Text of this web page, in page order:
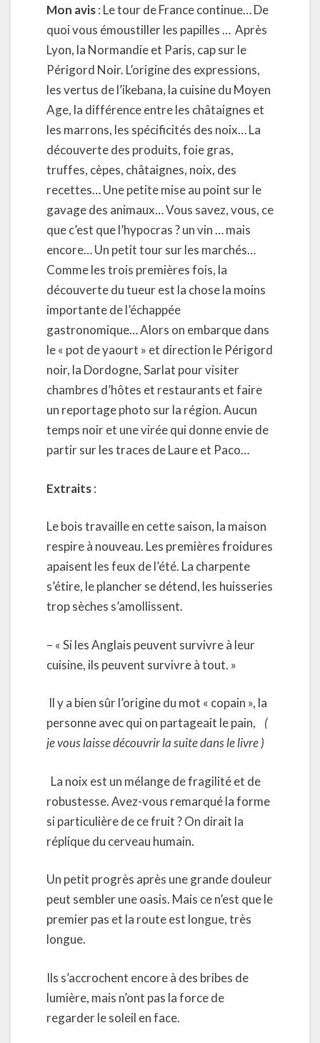
Mon avis: Le tour de France continue… De
quoi vous émoustiller les papilles … Après
Lyon, la Normandie et Paris, cap sur le
Périgord Noir. L’origine des expressions,
les vertus de l’ikebana, la cuisine du Moyen
Age, la différence entre les châtaignes et
les marrons, les spécificités des noix… La
découverte des produits, foie gras,
truffes, cèpes, châtaignes, noix, des
recettes… Une petite mise au point sur le
gavage des animaux… Vous savez, vous, ce
que c’est que l’hypocras ? un vin … mais
encore… Un petit tour sur les marchés…
Comme les trois premières fois, la
découverte du tueur est la chose la moins
importante de l’échappée
gastronomique… Alors on embarque dans
le « pot de yaourt » et direction le Périgord
noir, la Dordogne, Sarlat pour visiter
chambres d’hôtes et restaurants et faire
un reportage photo sur la région. Aucun
temps noir et une virée qui donne envie de
partir sur les traces de Laure et Paco…
Extraits:
Le bois travaille en cette saison, la maison
respire à nouveau. Les premières froidures
apaisent les feux de l’été. La charpente
s’étire, le plancher se détend, les huisseries
trop sèches s’amollissent.
– « Si les Anglais peuvent survivre à leur
cuisine, ils peuvent survivre à tout. »
Il y a bien sûr l’origine du mot « copain », la
personne avec qui on partageait le pain, (
je vous laisse découvrir la suite dans le livre )
La noix est un mélange de fragilité et de
robustesse. Avez-vous remarqué la forme
si particulière de ce fruit ? On dirait la
réplique du cerveau humain.
Un petit progrès après une grande douleur
peut sembler une oasis. Mais ce n’est que le
premier pas et la route est longue, très
longue.
Ils s’accrochent encore à des bribes de
lumière, mais n’ont pas la force de
regarder le soleil en face.